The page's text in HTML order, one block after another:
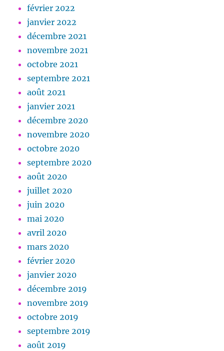
février 2022
janvier 2022
décembre 2021
novembre 2021
octobre 2021
septembre 2021
août 2021
janvier 2021
décembre 2020
novembre 2020
octobre 2020
septembre 2020
août 2020
juillet 2020
juin 2020
mai 2020
avril 2020
mars 2020
février 2020
janvier 2020
décembre 2019
novembre 2019
octobre 2019
septembre 2019
août 2019